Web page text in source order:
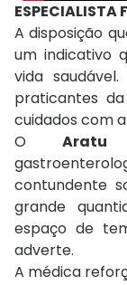
ESPECIALISTA
A disposição
um indicativo
vida
praticantes
cuidados com
OAratu
contundente
grande
espaço de
adverte.
A médica